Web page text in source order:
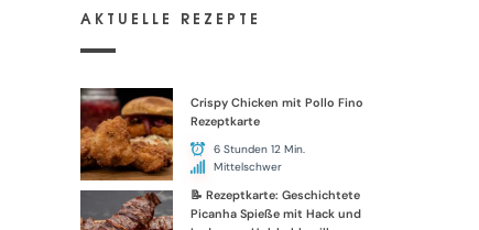
AKTUELLE REZEPTE
Crispy Chicken mit Pollo Fino
Rezeptkarte
6 Stunden 12 Min.
Mittelschwer
📝 Rezeptkarte: Geschichtete
Picanha Spieße mit Hack und